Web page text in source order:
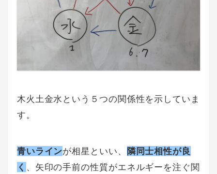
木火土金水という５つの関係性を示していま
す。
青いラインが相星といい、 隣同士相性が良
く 、矢印の手前の性質がエネルギーを注ぐ関